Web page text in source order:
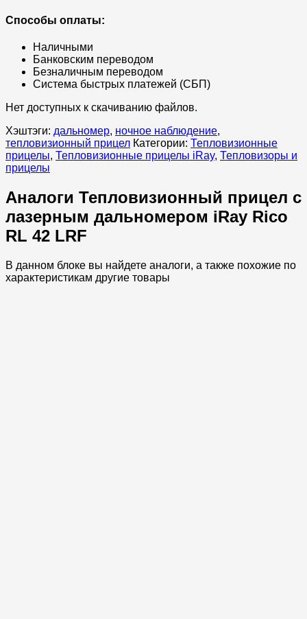
Способы оплаты:
Наличными
Банковским переводом
Безналичным переводом
Система быстрых платежей (СБП)
Нет доступных к скачиванию файлов.
Хэштэги: дальномер, ночное наблюдение,
тепловизионный прицел Категории: Тепловизионные
прицелы, Тепловизионные прицелы iRay, Тепловизоры и
прицелы
Аналоги Тепловизионный прицел с
лазерным дальномером iRay Rico
RL 42 LRF
В данном блоке вы найдете аналоги, а также похожие по
характеристикам другие товары